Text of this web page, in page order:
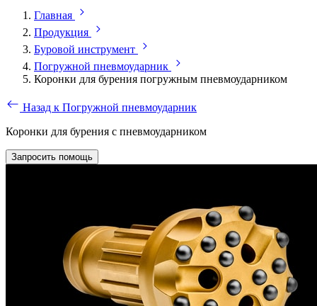
Главная
Продукция
Буровой инструмент
Погружной пневмоударник
Коронки для бурения погружным пневмоударником
Назад к Погружной пневмоударник
Коронки для бурения с пневмоударником
Запросить помощь